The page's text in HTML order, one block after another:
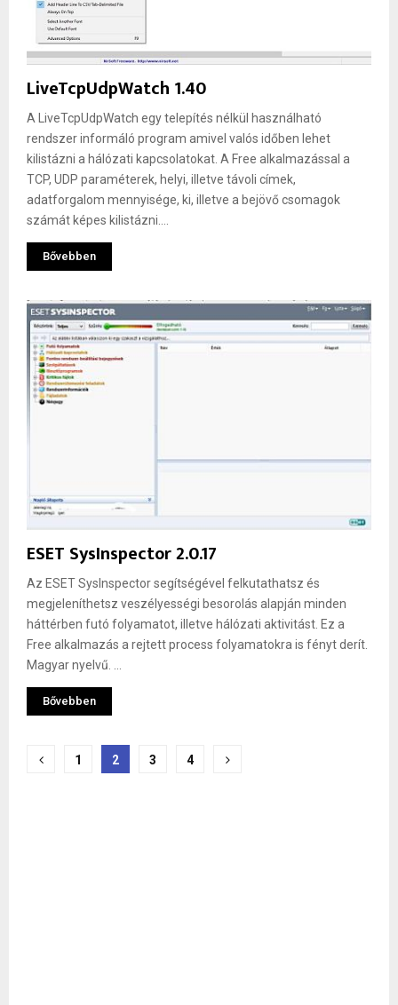
LiveTcpUdpWatch 1.40
A LiveTcpUdpWatch egy telepítés nélkül használható
rendszer informáló program amivel valós időben lehet
kilistázni a hálózati kapcsolatokat. A Free alkalmazással a
TCP, UDP paraméterek, helyi, illetve távoli címek,
adatforgalom mennyisége, ki, illetve a bejövő csomagok
számát képes kilistázni....
Bővebben
ESET SysInspector 2.0.17
Az ESET SysInspector segítségével felkutathatsz és
megjeleníthetsz veszélyességi besorolás alapján minden
háttérben futó folyamatot, illetve hálózati aktivitást. Ez a
Free alkalmazás a rejtett process folyamatokra is fényt derít.
Magyar nyelvű. ...
Bővebben
Bejegyzések
1 2 3 4